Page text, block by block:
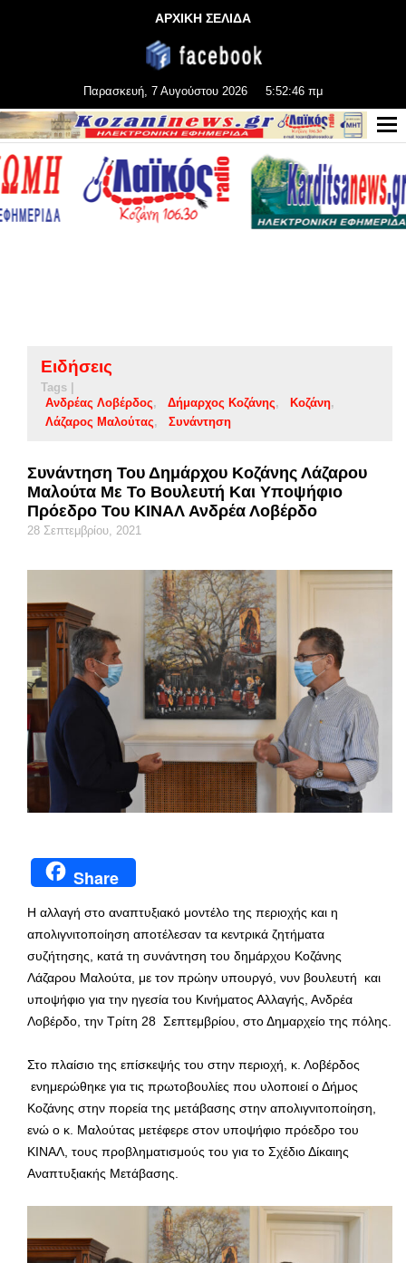
ΑΡΧΙΚΗ ΣΕΛΙΔΑ
Παρασκευή, 7 Αυγούστου 2026 5:52:47 πμ
Ειδήσεις
Tags |
Ανδρέας Λοβέρδος
Δήμαρχος Κοζάνης
Κοζάνη
Λάζαρος Μαλούτας
Συνάντηση
Συνάντηση Του Δημάρχου Κοζάνης Λάζαρου
Μαλούτα Με Το Βουλευτή Και Υποψήφιο
Πρόεδρο Του ΚΙΝΑΛ Ανδρέα Λοβέρδο
28 Σεπτεμβρίου, 2021
Share
Η αλλαγή στο αναπτυξιακό μοντέλο της περιοχής και η
απολιγνιτοποίηση αποτέλεσαν τα κεντρικά ζητήματα
συζήτησης, κατά τη συνάντηση του δημάρχου Κοζάνης
Λάζαρου Μαλούτα, με τον πρώην υπουργό, νυν βουλευτή και
υποψήφιο για την ηγεσία του Κινήματος Αλλαγής, Ανδρέα
Λοβέρδο, την Τρίτη 28 Σεπτεμβρίου, στο Δημαρχείο της πόλης.
Στο πλαίσιο της επίσκεψής του στην περιοχή, κ. Λοβέρδος
ενημερώθηκε για τις πρωτοβουλίες που υλοποιεί ο Δήμος
Κοζάνης στην πορεία της μετάβασης στην απολιγνιτοποίηση,
ενώ ο κ. Μαλούτας μετέφερε στον υποψήφιο πρόεδρο του
ΚΙΝΑΛ, τους προβληματισμούς του για το Σχέδιο Δίκαιης
Αναπτυξιακής Μετάβασης.